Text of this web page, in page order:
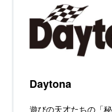
Daytona
遊びの天才たちの「